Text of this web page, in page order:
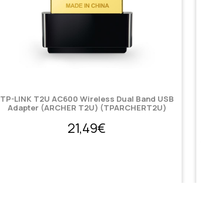
TP-LINK T2U AC600 Wireless Dual Band USB
Adapter (ARCHER T2U) (TPARCHERT2U)
21,49€